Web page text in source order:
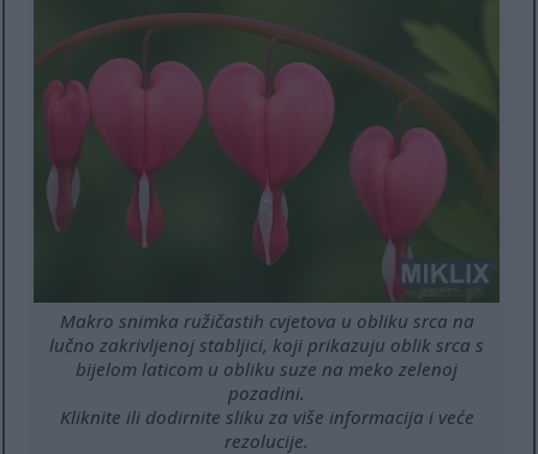
Makro snimka ružičastih cvjetova u obliku srca na
lučno zakrivljenoj stabljici, koji prikazuju oblik srca s
bijelom laticom u obliku suze na meko zelenoj
pozadini.
Kliknite ili dodirnite sliku za više informacija i veće
rezolucije.